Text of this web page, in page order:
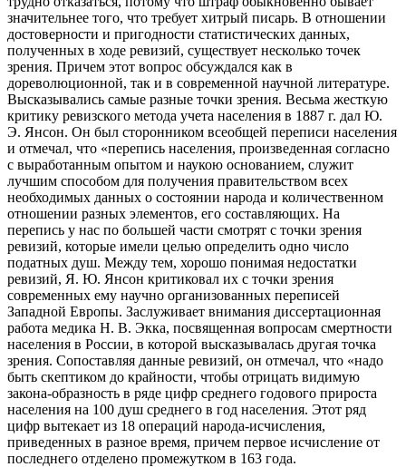
значительнее того, что требует хитрый писарь. В отношении
достоверности и пригодности статистических данных,
полученных в ходе ревизий, существует несколько точек
зрения. Причем этот вопрос обсуждался как в
дореволюционной, так и в современной научной литературе.
Высказывались самые разные точки зрения. Весьма жесткую
критику ревизского метода учета населения в 1887 г. дал Ю.
Э. Янсон. Он был сторонником всеобщей переписи населения
и отмечал, что «перепись населения, произведенная согласно
с выработанным опытом и наукою основанием, служит
лучшим способом для получения правительством всех
необходимых данных о состоянии народа и количественном
отношении разных элементов, его составляющих. На
перепись у нас по большей части смотрят с точки зрения
ревизий, которые имели целью определить одно число
податных душ. Между тем, хорошо понимая недостатки
ревизий, Я. Ю. Янсон критиковал их с точки зрения
современных ему научно организованных переписей
Западной Европы. Заслуживает внимания диссертационная
работа медика Н. В. Экка, посвященная вопросам смертности
населения в России, в которой высказывалась другая точка
зрения. Сопоставляя данные ревизий, он отмечал, что «надо
быть скептиком до крайности, чтобы отрицать видимую
закона-образность в ряде цифр среднего годового прироста
населения на 100 душ среднего в год населения. Этот ряд
цифр вытекает из 18 операций народа-исчисления,
приведенных в разное время, причем первое исчисление от
последнего отделено промежутком в 163 года.